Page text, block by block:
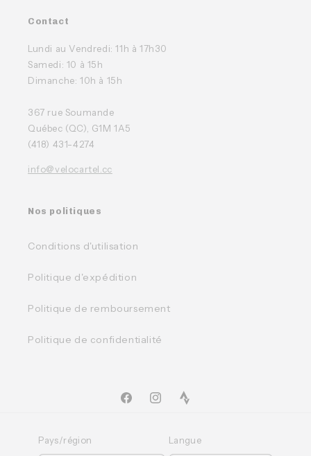
Contact
Lundi au Vendredi: 11h à 17h30
Samedi: 10 à 15h
Dimanche: 10h à 15h
367 rue Soumande
Québec (QC), G1M 1A5
(418) 431-4274
info@velocartel.cc
Nos politiques
Conditions d'utilisation
Politique d'expédition
Politique de remboursement
Politique de confidentialité
FacebookInstagramTikTok
Pays/région Langue